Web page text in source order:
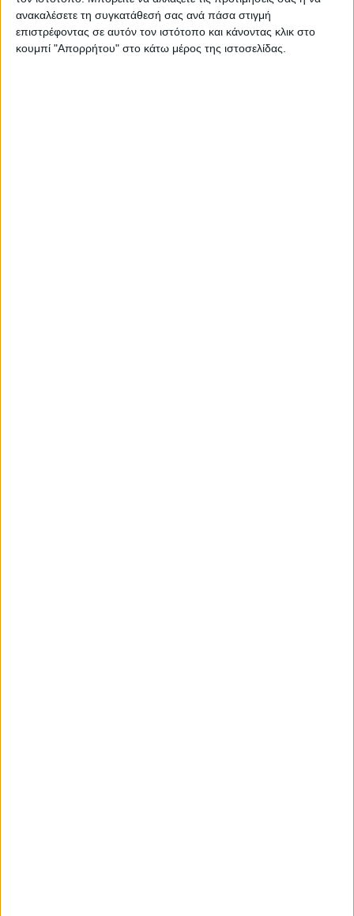
ανακαλέσετε τη συγκατάθεσή σας ανά πάσα στιγμή
επιστρέφοντας σε αυτόν τον ιστότοπο και κάνοντας κλικ στο
κουμπί "Απορρήτου" στο κάτω μέρος της ιστοσελίδας.
Ακολούθησε την εφημερίδα ΝΕΟΣ
ΑΓΩΝ στο Google News!